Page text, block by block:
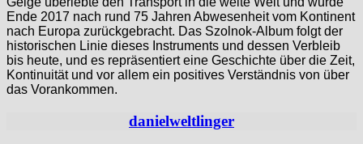
Ende 2017 nach rund 75 Jahren Abwesenheit vom Kontinent
nach Europa zurückgebracht. Das Szolnok-Album folgt der
historischen Linie dieses Instruments und dessen Verbleib
bis heute, und es repräsentiert eine Geschichte über die Zeit,
Kontinuität und vor allem ein positives Verständnis von über
das Vorankommen.
danielweltlinger